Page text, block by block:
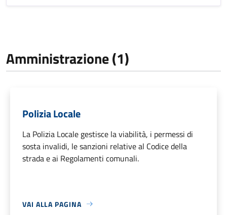
Amministrazione (1)
Polizia Locale
La Polizia Locale gestisce la viabilità, i permessi di
sosta invalidi, le sanzioni relative al Codice della
strada e ai Regolamenti comunali.
VAI ALLA PAGINA